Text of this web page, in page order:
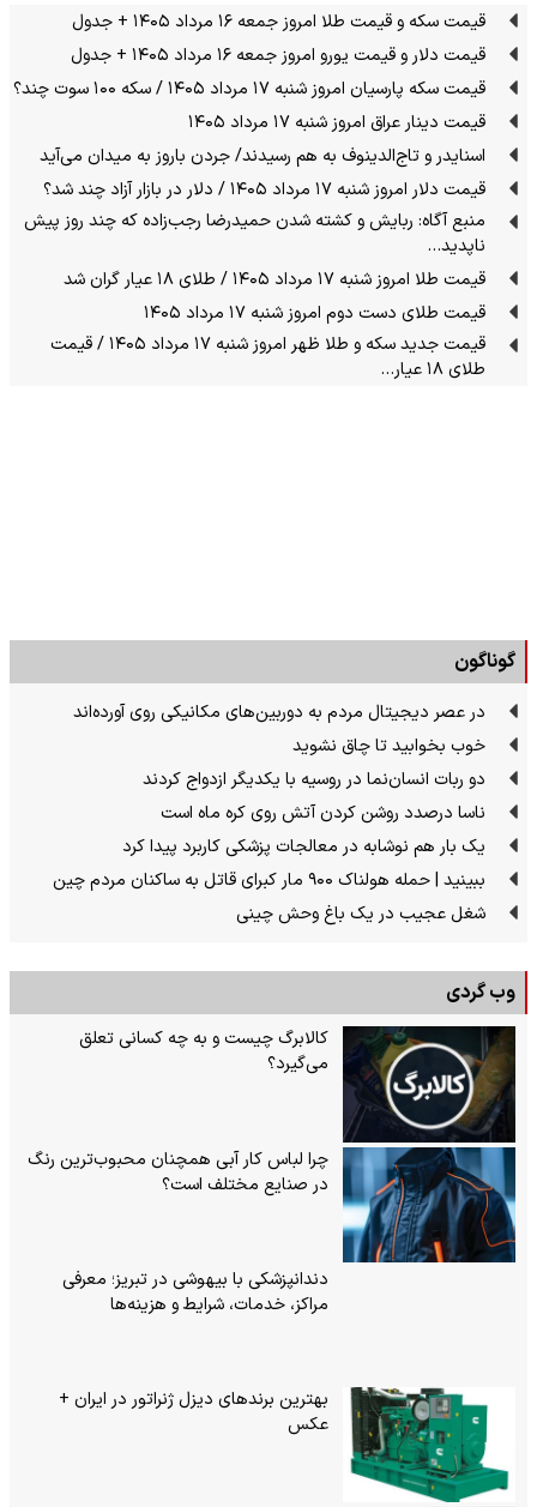
قیمت سکه و قیمت طلا امروز جمعه ۱۶ مرداد ۱۴۰۵ + جدول
قیمت دلار و قیمت یورو امروز جمعه ۱۶ مرداد ۱۴۰۵ + جدول
قیمت سکه پارسیان امروز شنبه ۱۷ مرداد ۱۴۰۵ / سکه ۱۰۰ سوت چند؟
قیمت دینار عراق امروز شنبه ۱۷ مرداد ۱۴۰۵
اسنایدر و تاج‌الدینوف به هم رسیدند/ جردن باروز به میدان می‌آید
قیمت دلار امروز شنبه ۱۷ مرداد ۱۴۰۵ / دلار در بازار آزاد چند شد؟
منبع آگاه: ربایش و کشته شدن حمیدرضا رجب‌زاده که چند روز پیش
ناپدید…
قیمت طلا امروز شنبه ۱۷ مرداد ۱۴۰۵ / طلای ۱۸ عیار گران شد
قیمت طلای دست دوم امروز شنبه ۱۷ مرداد ۱۴۰۵
قیمت جدید سکه و طلا ظهر امروز شنبه ۱۷ مرداد ۱۴۰۵ / قیمت
طلای ۱۸ عیار…
گوناگون
در عصر دیجیتال مردم به دوربین‌های مکانیکی روی آورده‌اند
خوب بخوابید تا چاق نشوید
دو ربات انسان‌نما در روسیه با یکدیگر ازدواج کردند
ناسا درصدد روشن کردن آتش روی کره ماه است
یک بار هم نوشابه در معالجات پزشکی کاربرد پیدا کرد
ببینید | حمله هولناک ۹۰۰ مار کبرای قاتل به ساکنان مردم چین
شغل عجیب در یک باغ وحش چینی
وب گردی
کالابرگ چیست و به چه کسانی تعلق
می‌گیرد؟
چرا لباس کار آبی همچنان محبوب‌ترین رنگ
در صنایع مختلف است؟
دندانپزشکی با بیهوشی در تبریز؛ معرفی
مراکز، خدمات، شرایط و هزینه‌ها
بهترین برندهای دیزل ژنراتور در ایران +
عکس